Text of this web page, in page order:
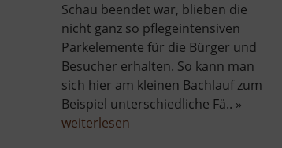
Schau beendet war, blieben die
nicht ganz so pflegeintensiven
Parkelemente für die Bürger und
Besucher erhalten. So kann man
sich hier am kleinen Bachlauf zum
Beispiel unterschiedliche Fä.. »
weiterlesen